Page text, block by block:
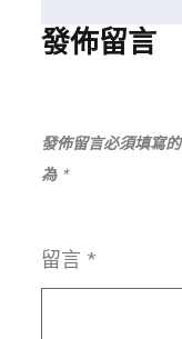
覽
發佈留言
發佈留言必須填寫
為 *
留言 *